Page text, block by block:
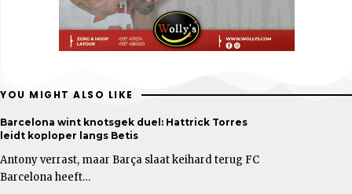
YOU MIGHT ALSO LIKE
Barcelona wint knotsgek duel: Hattrick Torres
leidt koploper langs Betis
Antony verrast, maar Barça slaat keihard terug FC
Barcelona heeft…